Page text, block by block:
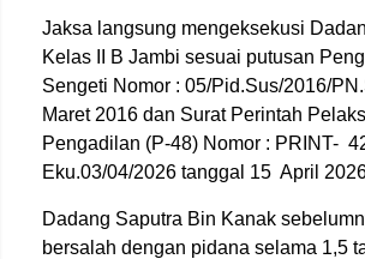
Jaksa langsung mengeksekusi
Kelas II B Jambi sesuai putusan
Sengeti Nomor : 05/Pid.Sus/2016/
Maret 2016 dan Surat Perintah
Pengadilan (P-48) Nomor : PRINT-
Eku.03/04/2026 tanggal 15 April
Dadang Saputra Bin Kanak
bersalah dengan pidana selama 1,5